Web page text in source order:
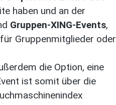
haben und an der
Gruppen-XING-Events,
Gruppenmitglieder oder
die Option, eine
ist somit über die